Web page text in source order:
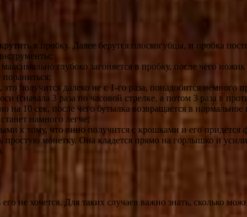
в пробку. Далее берутся плоскогубцы, и пробка
глубоко загоняется в пробку, после чего
получится далеко не с 1-го раза, понадобится немного
(сначала 3 раза по часовой стрелке, а потом 3 раза в
10 сек, после чего бутылка возвращается в
намного легче;
к тому, что вино получится с крошками и его придется
монетку. Она кладется прямо на горлышко и
не хочется. Для таких случаев важно знать, сколько